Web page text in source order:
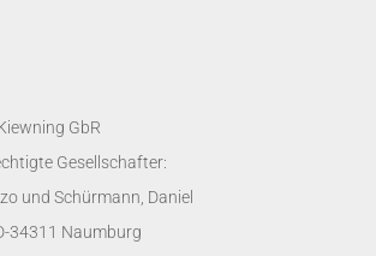
GbR
Gesellschafter:
und Schürmann, Daniel
34311 Naumburg